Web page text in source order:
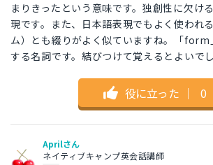
まりきったという意味です。独創性に欠け
現です。また、日本語表現でもよく使われ
ム）とも綴りがよく似ていますね。「form
する名詞です。結びつけて覚えるとよいでし
役に立った ｜ 0
Aprilさん
ネイティブキャンプ英会話講師